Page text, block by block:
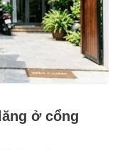
ở cổng